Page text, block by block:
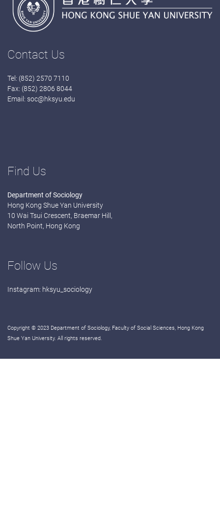
Contact Us
Tel: (852) 2570 7110
Fax: (852) 2806 8044
Email: soc@hksyu.edu
Find Us
Department of Sociology
Hong Kong Shue Yan University
10 Wai Tsui Crescent, Braemar Hill,
North Point, Hong Kong
Follow Us
Instagram: hksyu_sociology
Copyright © 2023 Department of Sociology, Faculty of Social Sciences, Hong Kong
Shue Yan University. All rights reserved.